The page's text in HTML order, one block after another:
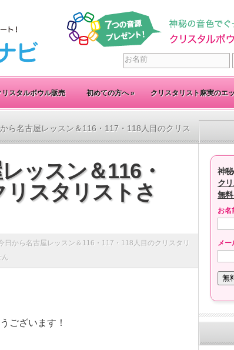
リスタルボウル販売 初めての方へ» クリスタリスト麻実のエ
ら名古屋レッスン＆116・117・118人目のクリス
ッスン＆116・
リスタリストさ
今日から名古屋レッスン＆116・117・118人目のクリスタリ
ん
ございます！
神
ク
無
お名
メー